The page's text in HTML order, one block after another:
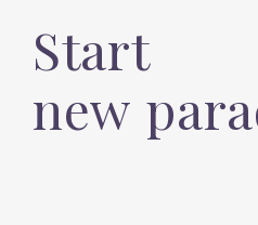
Start
new